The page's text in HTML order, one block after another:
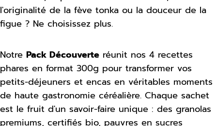
l'originalité de la fève tonka ou la douceur de la
figue ? Ne choisissez plus.
Notre Pack Découverte réunit nos 4 recettes
phares en format 300g pour transformer vos
petits-déjeuners et encas en véritables moments
de haute gastronomie céréalière. Chaque sachet
est le fruit d'un savoir-faire unique : des granolas
premiums, certifiés bio, pauvres en sucres